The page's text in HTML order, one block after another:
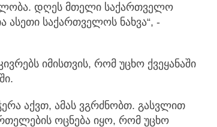
დღეს მთელი საქართველო
ასეთი საქართველოს ნახვა“, -
იმისთვის, რომ უცხო ქვეყანაში
აქვთ, ამას ვგრძნობთ. გასვლით
ოცნება იყო, რომ უცხო